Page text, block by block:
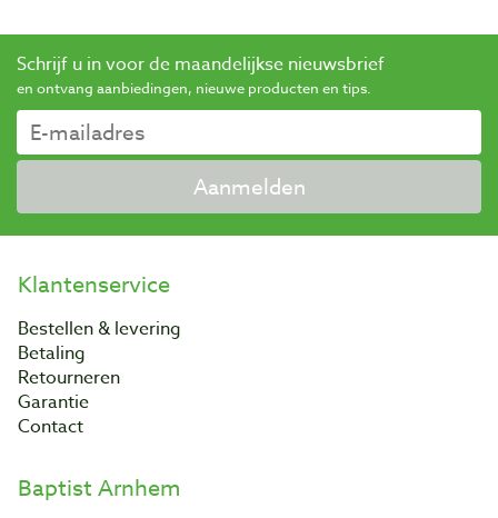
Schrijf u in voor de maandelijkse nieuwsbrief
en ontvang aanbiedingen, nieuwe producten en tips.
Aanmelden
Klantenservice
Bestellen & levering
Betaling
Retourneren
Garantie
Contact
Baptist Arnhem